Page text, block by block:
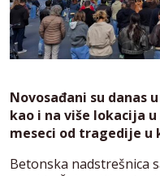
Novosađani su danas
kao i na više lokacija
meseci od tragedije u
Betonska nadstrešnica